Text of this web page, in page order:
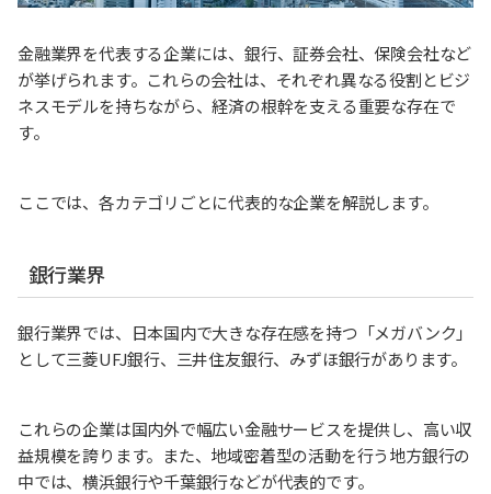
金融業界を代表する企業には、銀行、証券会社、保険会社など
が挙げられます。これらの会社は、それぞれ異なる役割とビジ
ネスモデルを持ちながら、経済の根幹を支える重要な存在で
す。
ここでは、各カテゴリごとに代表的な企業を解説します。
銀行業界
銀行業界では、日本国内で大きな存在感を持つ「メガバンク」
として三菱UFJ銀行、三井住友銀行、みずほ銀行があります。
これらの企業は国内外で幅広い金融サービスを提供し、高い収
益規模を誇ります。また、地域密着型の活動を行う地方銀行の
中では、横浜銀行や千葉銀行などが代表的です。